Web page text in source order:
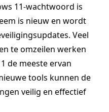
11-wachtwoord is
is nieuw en wordt
Veel
te omzeilen werken
de meeste ervan
tools kunnen de
veilig en effectief